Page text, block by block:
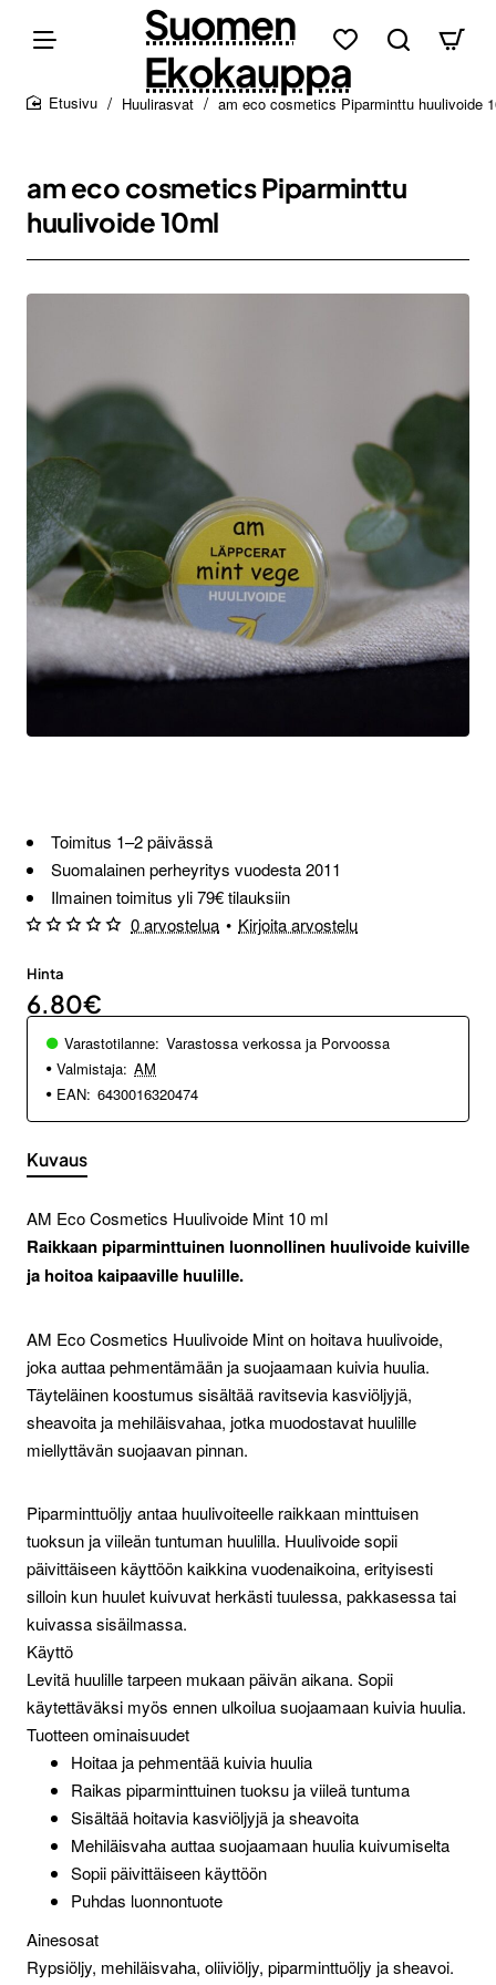
Suomen
Ekokauppa
Huulirasvat am eco cosmetics Piparminttu huulivoide
am eco cosmetics Piparminttu
huulivoide 10ml
Toimitus 1–2 päivässä
Suomalainen perheyritys vuodesta 2011
Ilmainen toimitus yli 79€ tilauksiin
0 arvostelua • Kirjoita arvostelu
Hinta
6.80€
Varastotilanne: Varastossa verkossa ja Porvoossa
Valmistaja: AM
EAN: 6430016320474
Kuvaus
AM Eco Cosmetics Huulivoide Mint 10 ml
Raikkaan piparminttuinen luonnollinen huulivoide kuiville
ja hoitoa kaipaaville huulille.
AM Eco Cosmetics Huulivoide Mint on hoitava huulivoide,
joka auttaa pehmentämään ja suojaamaan kuivia huulia.
Täyteläinen koostumus sisältää ravitsevia kasviöljyjä,
sheavoita ja mehiläisvahaa, jotka muodostavat huulille
miellyttävän suojaavan pinnan.
Piparminttuöljy antaa huulivoiteelle raikkaan minttuisen
tuoksun ja viileän tuntuman huulilla. Huulivoide sopii
päivittäiseen käyttöön kaikkina vuodenaikoina, erityisesti
silloin kun huulet kuivuvat herkästi tuulessa, pakkasessa tai
kuivassa sisäilmassa.
Käyttö
Levitä huulille tarpeen mukaan päivän aikana. Sopii
käytettäväksi myös ennen ulkoilua suojaamaan kuivia huulia.
Tuotteen ominaisuudet
Hoitaa ja pehmentää kuivia huulia
Raikas piparminttuinen tuoksu ja viileä tuntuma
Sisältää hoitavia kasviöljyjä ja sheavoita
Mehiläisvaha auttaa suojaamaan huulia kuivumiselta
Sopii päivittäiseen käyttöön
Puhdas luonnontuote
Ainesosat
Rypsiöljy, mehiläisvaha, oliiviöljy, piparminttuöljy ja sheavoi.